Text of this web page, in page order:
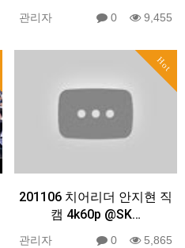
관리자 0 9,455
Hot
201106 치어리더 안지현 직
캠 4k60p @SK…
관리자 0 5,865